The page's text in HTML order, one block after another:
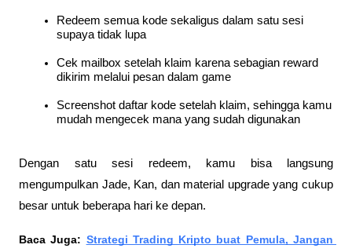
Redeem semua kode sekaligus dalam satu sesi
supaya tidak lupa
Cek mailbox setelah klaim karena sebagian reward
dikirim melalui pesan dalam game
Screenshot daftar kode setelah klaim, sehingga kamu
mudah mengecek mana yang sudah digunakan
Dengan satu sesi redeem, kamu bisa langsung
mengumpulkan Jade, Kan, dan material upgrade yang cukup
besar untuk beberapa hari ke depan.
Baca Juga: Strategi Trading Kripto buat Pemula, Jangan